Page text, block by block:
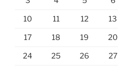
10 11 12 13
17 18 19 20
24 25 26 27